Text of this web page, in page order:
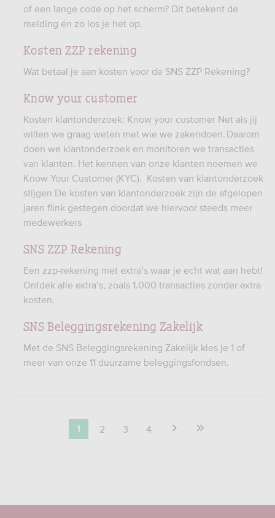
of een lange code op het scherm? Dit betekent de
melding én zo los je het op.
Kosten ZZP rekening
Wat betaal je aan kosten voor de SNS ZZP Rekening?
Know your customer
Kosten klantonderzoek: Know your customer Net als jij
willen we graag weten met wie we zakendoen. Daarom
doen we klantonderzoek en monitoren we transacties
van klanten. Het kennen van onze klanten noemen we
Know Your Customer (KYC). Kosten van klantonderzoek
stijgen De kosten van klantonderzoek zijn de afgelopen
jaren flink gestegen doordat we hiervoor steeds meer
medewerkers
SNS ZZP Rekening
Een zzp-rekening met extra’s waar je echt wat aan hebt!
Ontdek alle extra’s, zoals 1.000 transacties zonder extra
kosten.
SNS Beleggingsrekening Zakelijk
Met de SNS Beleggingsrekening Zakelijk kies je 1 of
meer van onze 11 duurzame beleggingsfondsen.
1 2 3 4